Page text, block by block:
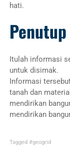
hati.
Penutup
Itulah informasi
untuk disimak.
Informasi
tanah dan
mendirikan
mendirikan
Tagged #geogrid